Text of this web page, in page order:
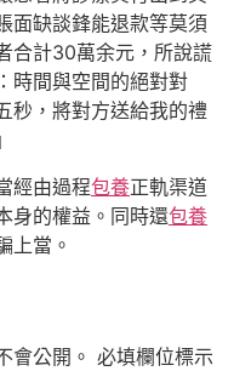
面缺談鋒能退款等莫須
合計30萬余元，所說謊
時間與空間的絕對對
秒，將對方送給我的禮
經由過程包養正軌渠道
身的權益。同時還包養
上當。
會公開。 必填欄位標示